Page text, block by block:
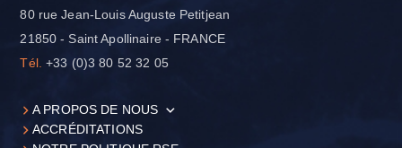
80 rue Jean-Louis Auguste Petitjean
21850 - Saint Apollinaire - FRANCE
Tél. +33 (0)3 80 52 32 05
A PROPOS DE NOUS
ACCRÉDITATIONS